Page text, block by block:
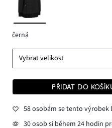
černá
Vybrat velikost
PŘIDAT DO
58 osobám se tento výrobek
30 osob si během 24 hodin